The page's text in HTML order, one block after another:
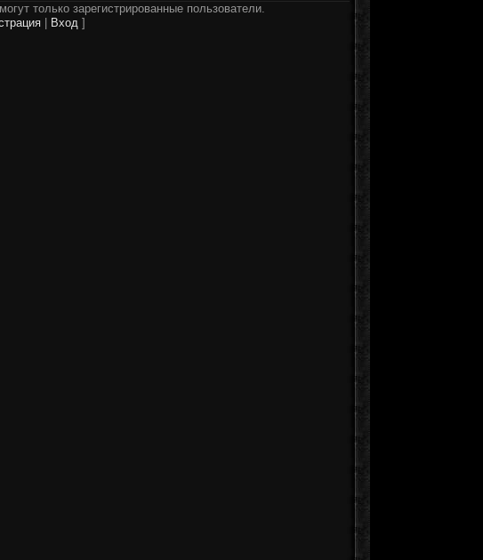
только зарегистрированные пользователи.
| Вход ]